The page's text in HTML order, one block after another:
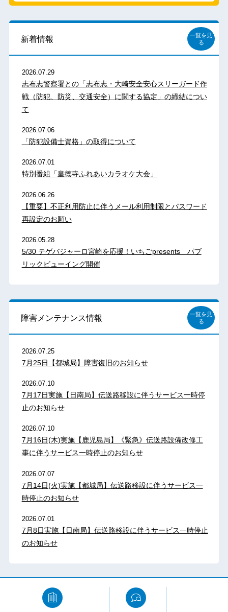
新着情報
一覧を見
る
2026.07.29
志布志警察署との「志布志・大崎安全安心スリーガード作
戦（防犯、防災、交通安全）に関する協定」の締結につい
て
2026.07.06
「防犯設備士資格」の取得について
2026.07.01
特別番組「皇徳寺ふれあいカラオケ大会」
2026.06.26
【重要】不正利用防止に伴うメール利用制限とパスワード
再設定のお願い
2026.05.28
5/30 テゲバジャーロ宮崎を応援！いちごpresents パブ
リックビューイング開催
障害メンテナンス情報
一覧を見
る
2026.07.25
7月25日【都城局】障害復旧のお知らせ
2026.07.10
7月17日実施【日南局】伝送路移設に伴うサービス一時停
止のお知らせ
2026.07.10
7月16日(木)実施【鹿児島局】《緊急》伝送路設備改修工
事に伴うサービス一時停止のお知らせ
2026.07.07
7月14日(火)実施【都城局】伝送路移設に伴うサービス一
時停止のお知らせ
2026.07.01
7月8日実施【日南局】伝送路移設に伴うサービス一時停止
のお知らせ